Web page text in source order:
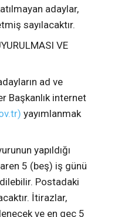
adaylar,
sayılacaktır.
VE
ad ve
Başkanlık internet
yayımlanmak
yapıldığı
5 (beş) iş günü
Postadaki
İtirazlar,
ve en geç 5